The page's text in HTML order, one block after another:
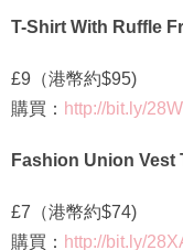
T-Shirt With Ruffle
£9（港幣約$95)
購買： http://bit.ly/
Fashion Union Vest
£7（港幣約$74)
購買： http://bit.ly/